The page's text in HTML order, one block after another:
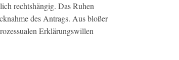
rechtshängig. Das Ruhen
des Antrags. Aus bloßer
Erklärungswillen